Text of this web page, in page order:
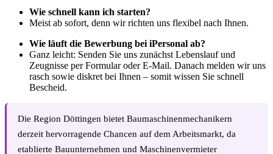
Wie schnell kann ich starten?
Meist ab sofort, denn wir richten uns flexibel nach Ihnen.
Wie läuft die Bewerbung bei iPersonal ab?
Ganz leicht: Senden Sie uns zunächst Lebenslauf und
Zeugnisse per Formular oder E-Mail. Danach melden wir uns
rasch sowie diskret bei Ihnen – somit wissen Sie schnell
Bescheid.
Die Region Döttingen bietet Baumaschinenmechanikern
derzeit hervorragende Chancen auf dem Arbeitsmarkt, da
etablierte Bauunternehmen und Maschinenvermieter